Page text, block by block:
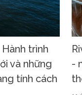
trình
và những
tính cách
-